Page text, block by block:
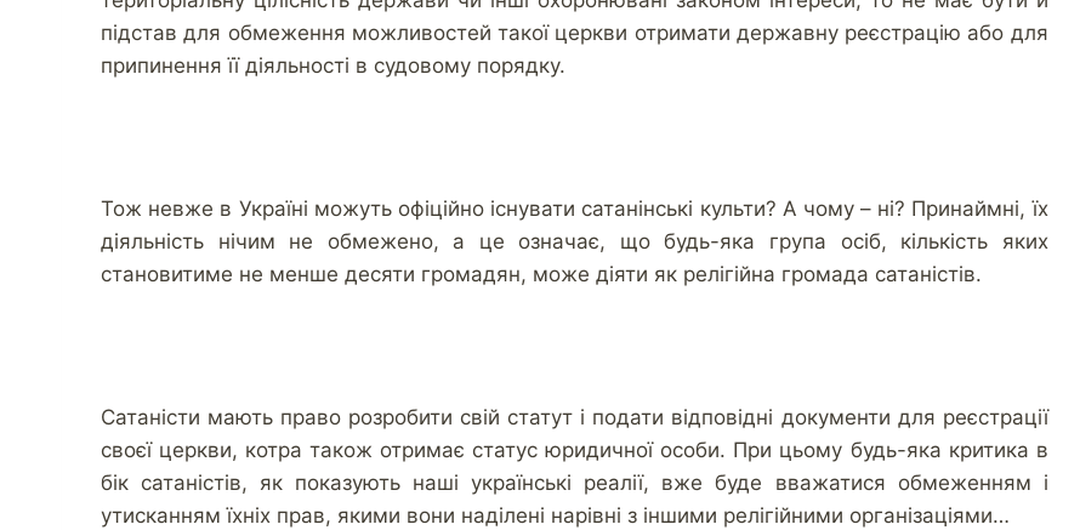
підстав для обмеження можливостей такої церкви отримати державну реєстрацію або для
припинення її діяльності в судовому порядку.
Тож невже в Україні можуть офіційно існувати сатанінські культи? А чому – ні? Принаймні, їх
діяльність нічим не обмежено, а це означає, що будь-яка група осіб, кількість яких
становитиме не менше десяти громадян, може діяти як релігійна громада сатаністів.
Сатаністи мають право розробити свій статут і подати відповідні документи для реєстрації
своєї церкви, котра також отримає статус юридичної особи. При цьому будь-яка критика в
бік сатаністів, як показують наші українські реалії, вже буде вважатися обмеженням і
утисканням їхніх прав, якими вони наділені нарівні з іншими релігійними організаціями…